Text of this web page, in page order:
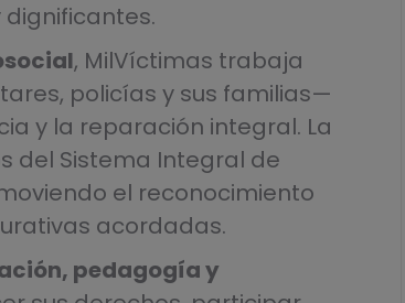
, MilVíctimas trabaja
policías y sus familias—
y la reparación integral. La
del Sistema Integral de
el reconocimiento
acordadas.
pedagogía y